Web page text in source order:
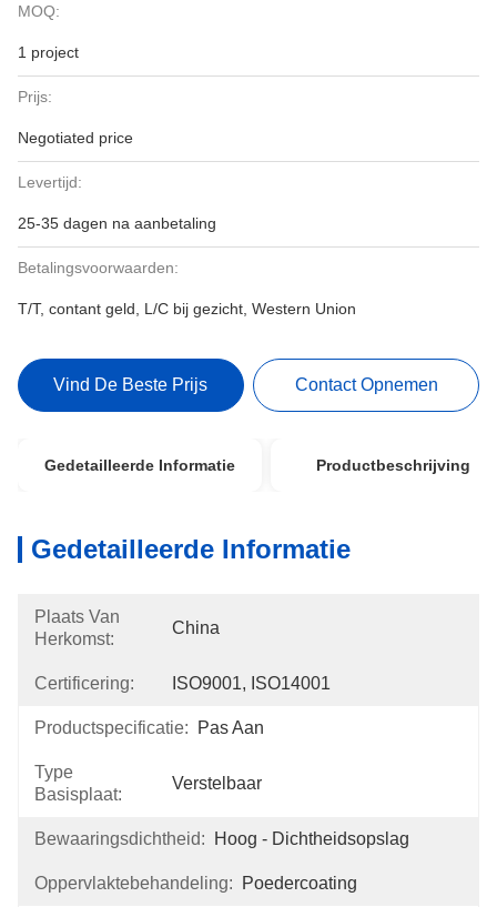
MOQ:
1 project
Prijs:
Negotiated price
Levertijd:
25-35 dagen na aanbetaling
Betalingsvoorwaarden:
T/T, contant geld, L/C bij gezicht, Western Union
Vind De Beste Prijs Contact Opnemen
Gedetailleerde Informatie Productbeschrijving
Gedetailleerde Informatie
Plaats Van
Herkomst:
China
Certificering: ISO9001, ISO14001
Productspecificatie: Pas Aan
Type
Basisplaat:
Verstelbaar
Bewaaringsdichtheid: Hoog - Dichtheidsopslag
Oppervlaktebehandeling: Poedercoating